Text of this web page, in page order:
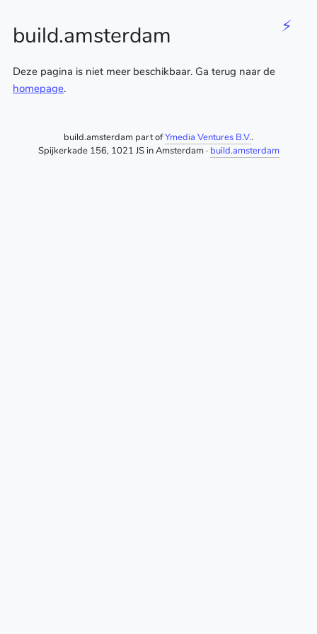
⚡
build.amsterdam
Deze pagina is niet meer beschikbaar. Ga terug naar de
homepage.
build.amsterdam part ofYmedia Ventures B.V..
Spijkerkade 156, 1021 JS in Amsterdam · build.amsterdam